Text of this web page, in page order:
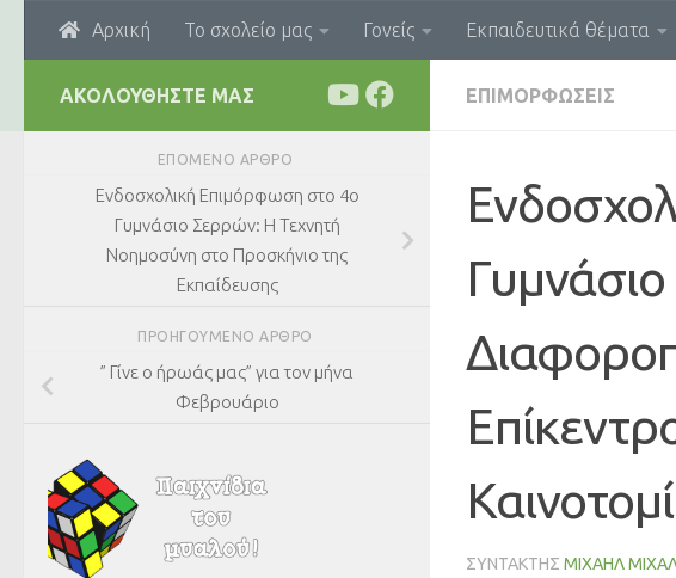
Skip to content
Αρχική Το σχολείο μας Γονείς Εκπαιδευτικά θέματα
ΕΠΙΜΟΡΦΏΣΕΙΣ
ΣΥΝΤΆΚΤΗΣ ΜΙΧΑΉΛ
ΑΚΟΛΟΥΘΉΣΤΕ ΜΑΣ
ΕΠΌΜΕΝΟ ΆΡΘΡΟ
Ενδοσχολική Επιμόρφωση στο 4ο
Γυμνάσιο Σερρών: Η Τεχνητή
Νοημοσύνη στο Προσκήνιο της
Εκπαίδευσης
ΠΡΟΗΓΟΎΜΕΝΟ ΆΡΘΡΟ
” Γίνε ο ήρωάς μας” για τον μήνα
Φεβρουάριο